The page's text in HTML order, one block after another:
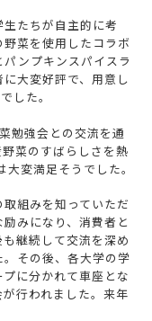
たちが自主的に考
菜を使用したコラボ
ンプキンスパイスラ
大変好評で、用意し
した。
勉強会との交流を通
菜のすばらしさを熱
変満足そうでした。
組みを知っていただ
みになり、消費者と
継続して交流を深め
その後、各大学の学
に分かれて車座とな
行われました。来年